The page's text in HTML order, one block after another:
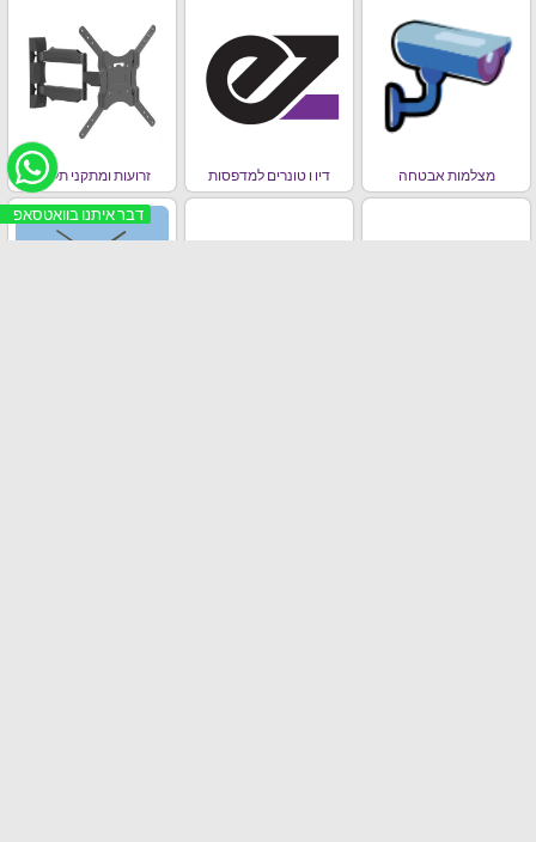
דבר איתנו בוואטסאפ
מצלמות אבטחה דיו ו טונרים למדפסות זרועות ומתקני תלייה